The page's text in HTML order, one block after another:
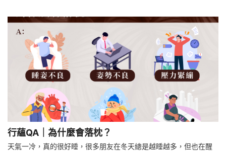
行蘊QA｜為什麼會落枕？
天氣一冷，真的很好睡，很多朋友在冬天總是越睡越多，但也在醒